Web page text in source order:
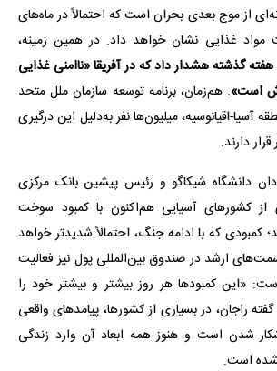
از موج بعدی بحران است که احتمالاً در ماه‌های
مواد غذایی نشان خواهد داد. در همین زمینه،
گذشته هشدار داد که در آفریقا «ناامنی غذایی
است». هم‌زمان، برنامه توسعه سازمان ملل متحد
آسیا-اقیانوسیه، میلیون‌ها نفر به‌دلیل این درگیری
دارند.
دانشگاه شیکاگو و رئیس پیشین بانک مرکزی
از کشورهای آسیایی هم‌اکنون با کمبود سوخت
کمبودی که با ادامه جنگ، احتمالاً شدیدتر خواهد
ارشد در صندوق بین‌المللی پول نیز فعالیت
«این کمبودها هر روز بیشتر و بیشتر خود را
راجان، در بسیاری از کشورها، پیامدهای واقعی
شدن است و هنوز همه ابعاد آن وارد زندگی
است.